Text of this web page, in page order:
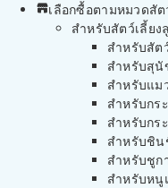
เลือกซื้อตามหมวดสัต
สำหรับสัตว์เลี้ยง
สำหรับสัต
สำหรับสุนั
สำหรับแม
สำหรับกร
สำหรับกร
สำหรับชิน
สำหรับชูก
สำหรับหนู